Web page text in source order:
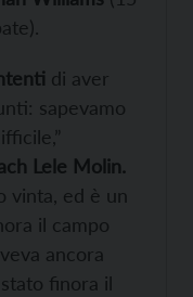
di aver
sapevamo
Lele Molin.
vinta, ed è un
il campo
ancora
finora il